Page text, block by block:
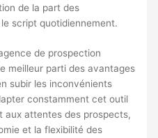
de la part des
script quotidiennement.
de prospection
meilleur parti des avantages
subir les inconvénients
constamment cet outil
aux attentes des prospects,
et la flexibilité des